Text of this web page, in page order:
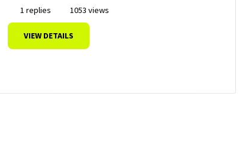
1 replies
1053 views
VIEW DETAILS